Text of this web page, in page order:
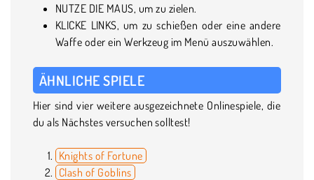
NUTZE DIE MAUS, um zu zielen.
KLICKE LINKS, um zu schießen oder eine andere
Waffe oder ein Werkzeug im Menü auszuwählen.
ÄHNLICHE SPIELE
Hier sind vier weitere ausgezeichnete Onlinespiele, die
du als Nächstes versuchen solltest!
Knights of Fortune
Clash of Goblins